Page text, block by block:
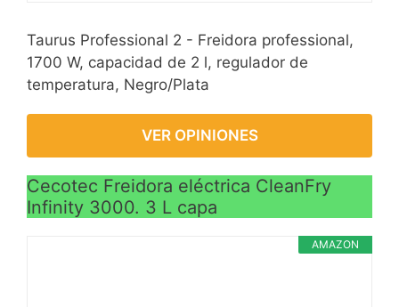
Taurus Professional 2 - Freidora professional,
1700 W, capacidad de 2 l, regulador de
temperatura, Negro/Plata
VER OPINIONES
Cecotec Freidora eléctrica CleanFry
Infinity 3000. 3 L capa
AMAZON